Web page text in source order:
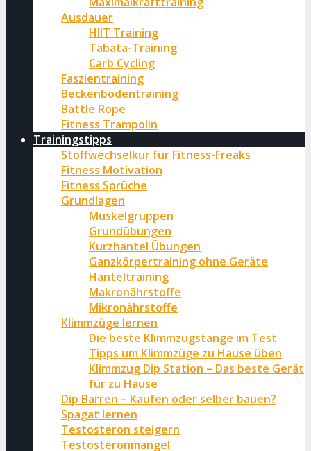
Ausdauer
HIIT Training
Tabata-Training
Carb Cycling
Faszientraining
Beckenbodentraining
Battle Rope
Fitness Trampolin
Trainingstipps
Stoffwechselkur für Fitness-Freaks
Fitness Motivation
Fitness Sprüche
Grundlagen
Muskelgruppen
Grundübungen
Kurzhantel Übungen
Ganzkörpertraining ohne Geräte
Hanteltraining
Makronährstoffe
Mikronährstoffe
Klimmzüge lernen
Die beste Klimmzugstange im Test
Tipps um Klimmzüge zu Hause üben
Klimmzug Dip Station – Das beste Gerät
für zu Hause
Dip Barren – Kaufen oder selber bauen?
Spagat lernen
Testosteron steigern
Testosteronmangel